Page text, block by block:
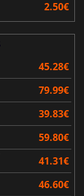
2.50€
45.28€
79.99€
39.83€
59.80€
41.31€
46.60€